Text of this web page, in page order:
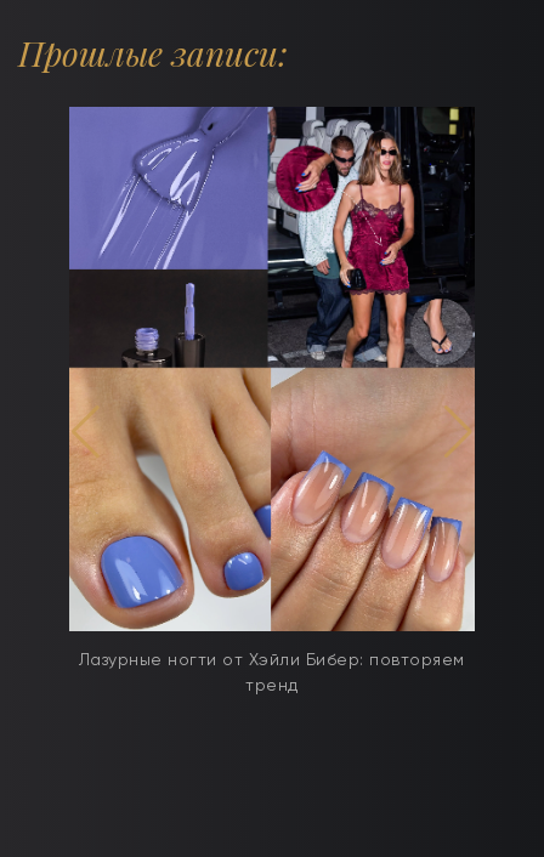
Прошлые записи:
Лазурные ногти от Хэйли Бибер: повторяем
тренд